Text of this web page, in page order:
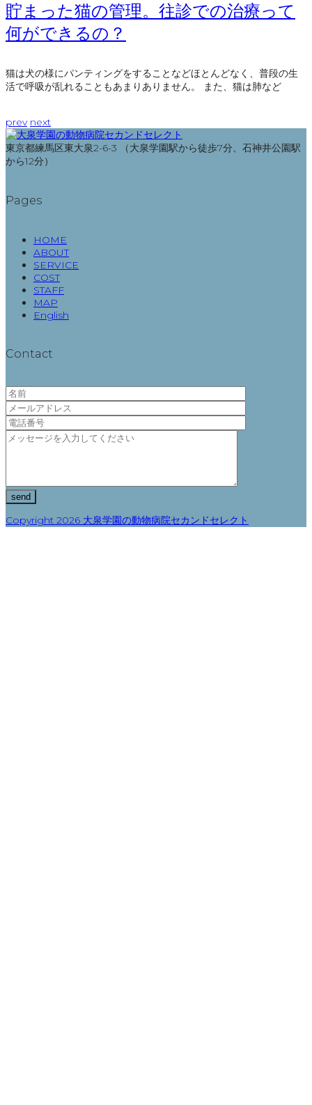
貯まった猫の管理。往診での治療って
何ができるの？
猫は犬の様にパンティングをすることなどほとんどなく、普段の生
活で呼吸が乱れることもあまりありません。 また、猫は肺など
prev next
東京都練馬区東大泉2-6-3 （大泉学園駅から徒歩7分、石神井公園駅
から12分）
Pages
HOME
ABOUT
SERVICE
COST
STAFF
MAP
English
Contact
Copyright 2026 大泉学園の動物病院セカンドセレクト